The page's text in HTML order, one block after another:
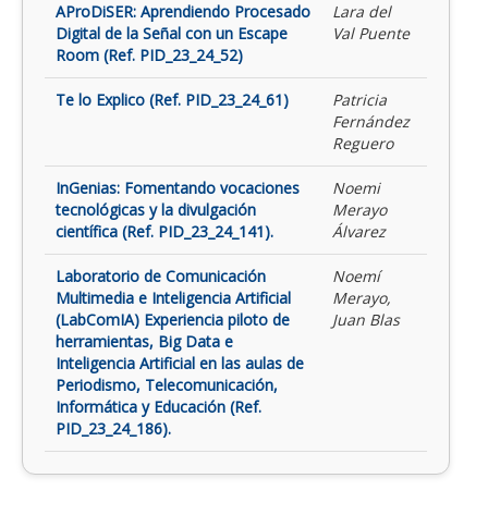
AProDiSER: Aprendiendo Procesado
Digital de la Señal con un Escape
Room (Ref. PID_23_24_52)
Lara del
Val Puente
Te lo Explico (Ref. PID_23_24_61)
Patricia
Fernández
Reguero
InGenias: Fomentando vocaciones
tecnológicas y la divulgación
científica (Ref. PID_23_24_141).
Noemi
Merayo
Álvarez
Laboratorio de Comunicación
Multimedia e Inteligencia Artificial
(LabComIA) Experiencia piloto de
herramientas, Big Data e
Inteligencia Artificial en las aulas de
Periodismo, Telecomunicación,
Informática y Educación (Ref.
PID_23_24_186).
Noemí
Merayo,
Juan Blas